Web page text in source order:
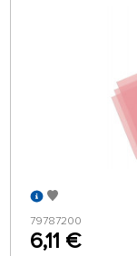
79787200
6,11 €